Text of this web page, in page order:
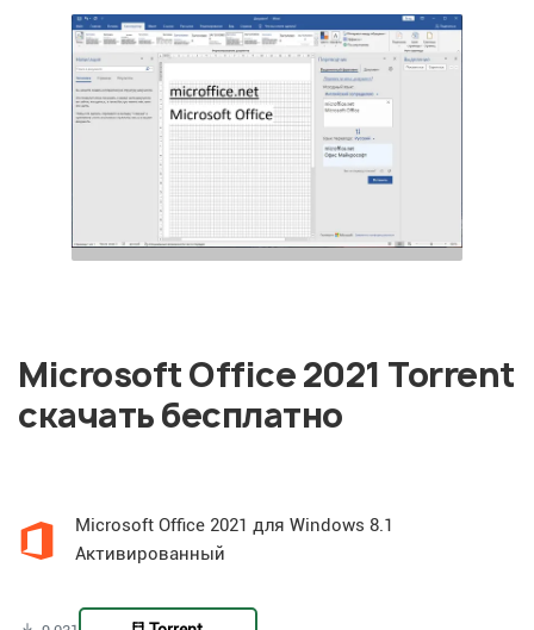
Microsoft Office 2021 Torrent
скачать бесплатно
Microsoft Office 2021 для Windows 8.1
Активированный